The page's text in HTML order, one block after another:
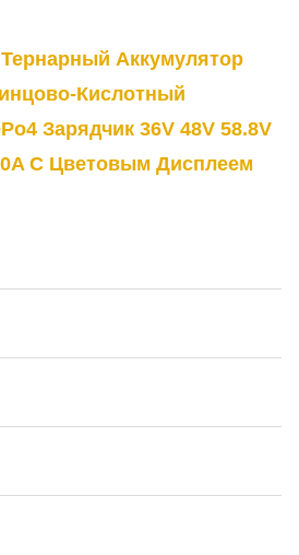
Аккумулятор
Кислотный
Зарядчик 36V 48V 58.8V
С Цветовым Дисплеем